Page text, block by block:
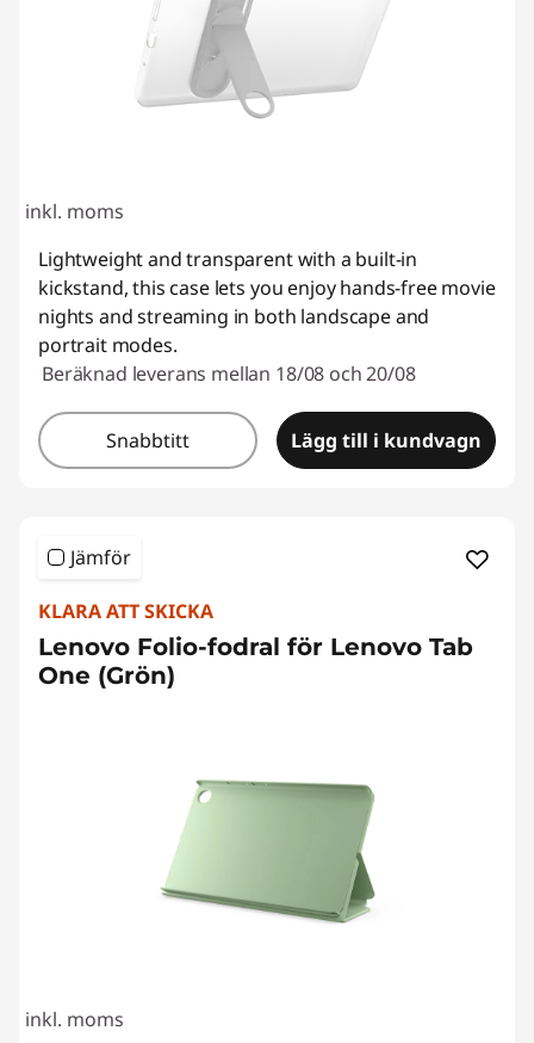
inkl. moms
Lightweight and transparent with a built-in
kickstand, this case lets you enjoy hands-free movie
nights and streaming in both landscape and
portrait modes.
Beräknad leverans mellan 18/08 och 20/08
Snabbtitt Lägg till i kundvagn
Jämför
KLARA ATT SKICKA
Lenovo Folio-fodral för Lenovo Tab
One (Grön)
inkl. moms